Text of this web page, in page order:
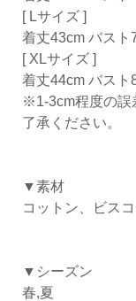
[ Lサイズ ]
着丈43cm バスト
[ XLサイズ ]
着丈44cm バスト
※1-3cm程度の誤
了承ください。
▼素材
コットン、ビス
▼シーズン
春,夏